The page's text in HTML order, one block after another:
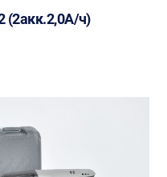
(2акк.2,0А/ч)